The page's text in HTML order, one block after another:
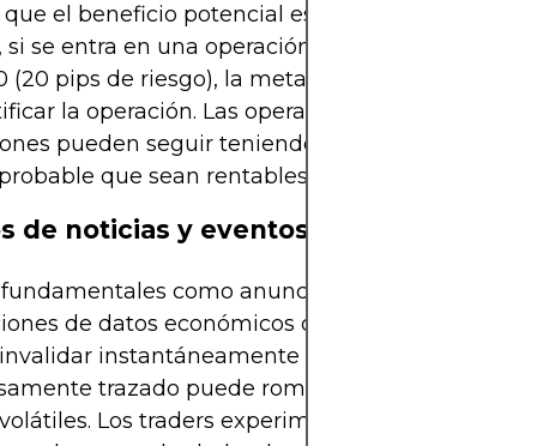
el beneficio potencial es el doble del riesgo.
se entra en una operación larga en 1.1000 con
(20 pips de riesgo), la meta debería ser al menos
la operación. Las operaciones con malas
pueden seguir teniendo éxito
que sean rentables a largo plazo.
de noticias y eventos
como anuncios de bancos
de datos económicos o choques
instantáneamente un rango. Un límite
trazado puede romperse en segundos
Los traders experimentados a menudo